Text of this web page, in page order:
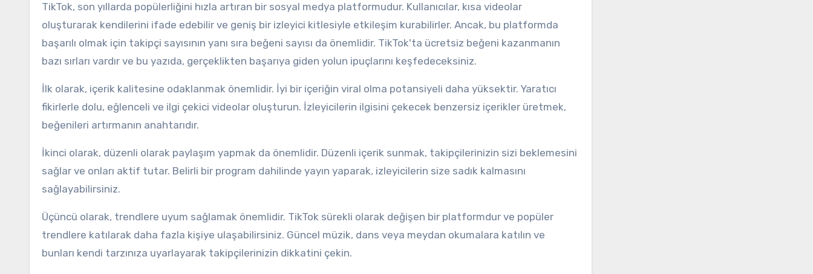
TikTok, son yıllarda popülerliğini hızla artıran bir sosyal medya platformudur. Kullanıcılar, kısa videolar
oluşturarak kendilerini ifade edebilir ve geniş bir izleyici kitlesiyle etkileşim kurabilirler. Ancak, bu platformda
başarılı olmak için takipçi sayısının yanı sıra beğeni sayısı da önemlidir. TikTok'ta ücretsiz beğeni kazanmanın
bazı sırları vardır ve bu yazıda, gerçeklikten başarıya giden yolun ipuçlarını keşfedeceksiniz.
İlk olarak, içerik kalitesine odaklanmak önemlidir. İyi bir içeriğin viral olma potansiyeli daha yüksektir. Yaratıcı
fikirlerle dolu, eğlenceli ve ilgi çekici videolar oluşturun. İzleyicilerin ilgisini çekecek benzersiz içerikler üretmek,
beğenileri artırmanın anahtarıdır.
İkinci olarak, düzenli olarak paylaşım yapmak da önemlidir. Düzenli içerik sunmak, takipçilerinizin sizi beklemesini
sağlar ve onları aktif tutar. Belirli bir program dahilinde yayın yaparak, izleyicilerin size sadık kalmasını
sağlayabilirsiniz.
Üçüncü olarak, trendlere uyum sağlamak önemlidir. TikTok sürekli olarak değişen bir platformdur ve popüler
trendlere katılarak daha fazla kişiye ulaşabilirsiniz. Güncel müzik, dans veya meydan okumalara katılın ve
bunları kendi tarzınıza uyarlayarak takipçilerinizin dikkatini çekin.